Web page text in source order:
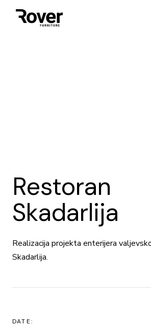
Restoran
Skadarlija
Realizacija projekta enterijera
Skadarlija.
DATE: